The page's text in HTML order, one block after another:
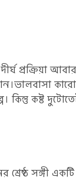
প্রক্রিয়া
কারো
কিন্তু কষ্ট
শ্রেষ্ঠ সঙ্গী